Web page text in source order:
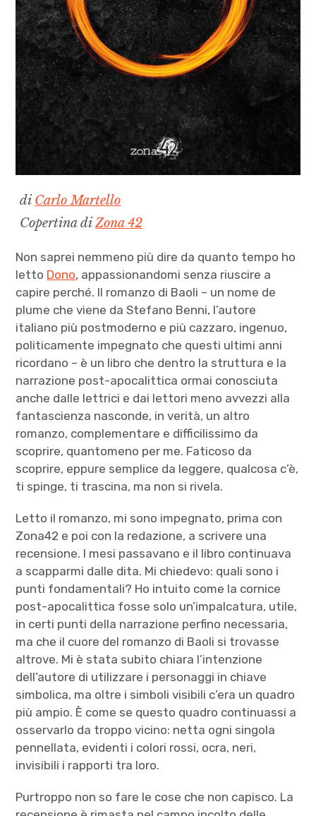
di Carlo Martello
Copertina diZona 42
Non saprei nemmeno più dire da quanto tempo ho
letto Dono, appassionandomi senza riuscire a
capire perché. Il romanzo di Baoli – un nome de
plume che viene da Stefano Benni, l’autore
italiano più postmoderno e più cazzaro, ingenuo,
politicamente impegnato che questi ultimi anni
ricordano – è un libro che dentro la struttura e la
narrazione post-apocalittica ormai conosciuta
anche dalle lettrici e dai lettori meno avvezzi alla
fantascienza nasconde, in verità, un altro
romanzo, complementare e difficilissimo da
scoprire, quantomeno per me. Faticoso da
scoprire, eppure semplice da leggere, qualcosa c’è,
ti spinge, ti trascina, ma non si rivela.
Letto il romanzo, mi sono impegnato, prima con
Zona42 e poi con la redazione, a scrivere una
recensione. I mesi passavano e il libro continuava
a scapparmi dalle dita. Mi chiedevo: quali sono i
punti fondamentali? Ho intuito come la cornice
post-apocalittica fosse solo un’impalcatura, utile,
in certi punti della narrazione perfino necessaria,
ma che il cuore del romanzo di Baoli si trovasse
altrove. Mi è stata subito chiara l’intenzione
dell’autore di utilizzare i personaggi in chiave
simbolica, ma oltre i simboli visibili c’era un quadro
più ampio. È come se questo quadro continuassi a
osservarlo da troppo vicino: netta ogni singola
pennellata, evidenti i colori rossi, ocra, neri,
invisibili i rapporti tra loro.
Purtroppo non so fare le cose che non capisco. La